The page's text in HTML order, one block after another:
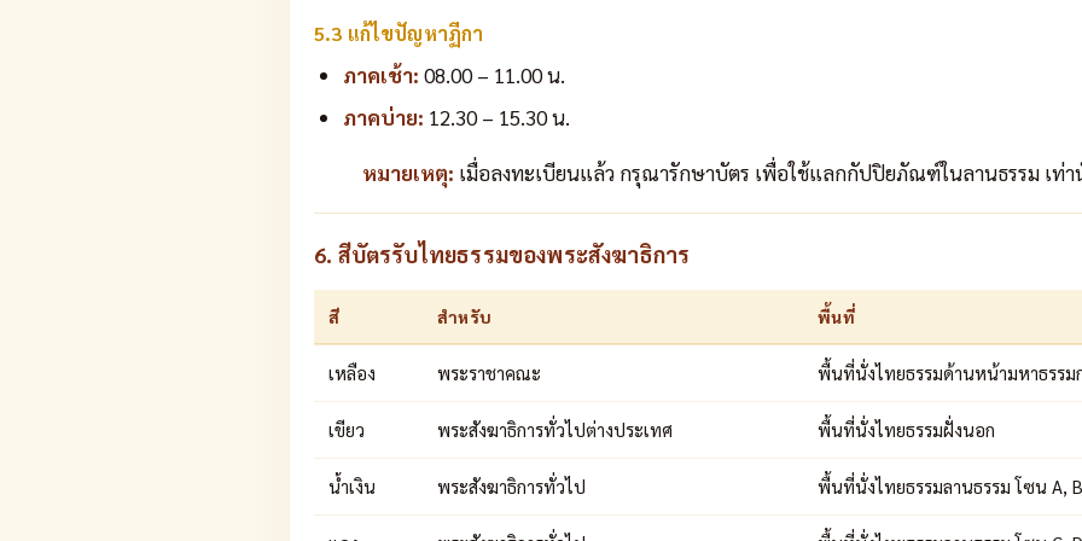
5.3 แก้ไขปัญหาฏีกา
ภาคเช้า: 08.00 – 11.00 น.
ภาคบ่าย: 12.30 – 15.30 น.
หมายเหตุ: เมื่อลงทะเบียนแล้ว กรุณารักษาบัตร เพื่อใช้แลกกัปปิยภัณฑ์ในลานธรรม เท่
6. สีบัตรรับไทยธรรมของพระสังฆาธิการ
สี สำหรับ พื้นที่
เหลือง พระราชาคณะ พื้นที่นั่งไทยธรรมด้านหน้ามหาธรรม
เขียว พระสังฆาธิการทั่วไปต่างประเทศ พื้นที่นั่งไทยธรรมฝั่งนอก
น้ำเงิน พระสังฆาธิการทั่วไป พื้นที่นั่งไทยธรรมลานธรรม โซน A, B